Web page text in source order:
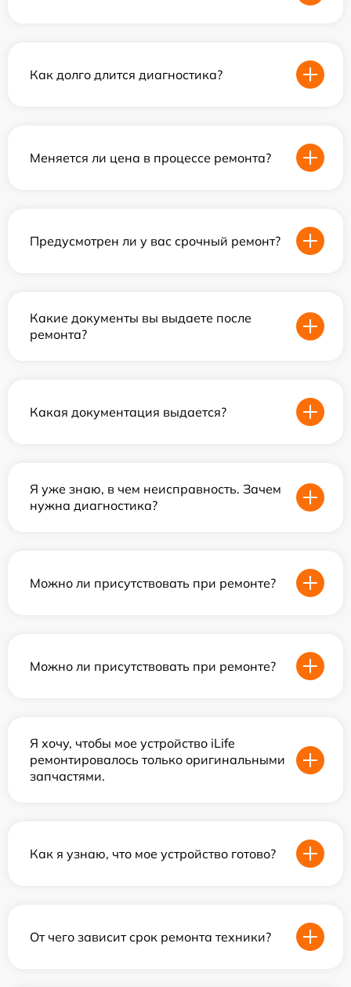
Как долго длится диагностика?
Меняется ли цена в процессе ремонта?
Предусмотрен ли у вас срочный ремонт?
Какие документы вы выдаете после
ремонта?
Какая документация выдается?
Я уже знаю, в чем неисправность. Зачем
нужна диагностика?
Можно ли присутствовать при ремонте?
Можно ли присутствовать при ремонте?
Я хочу, чтобы мое устройство iLife
ремонтировалось только оригинальными
запчастями.
Как я узнаю, что мое устройство готово?
От чего зависит срок ремонта техники?